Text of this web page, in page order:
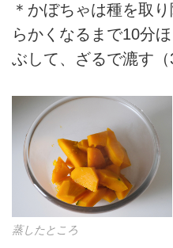
＊かぼちゃは種を取
らかくなるまで10分
ぶして、ざるで漉す（
蒸したところ